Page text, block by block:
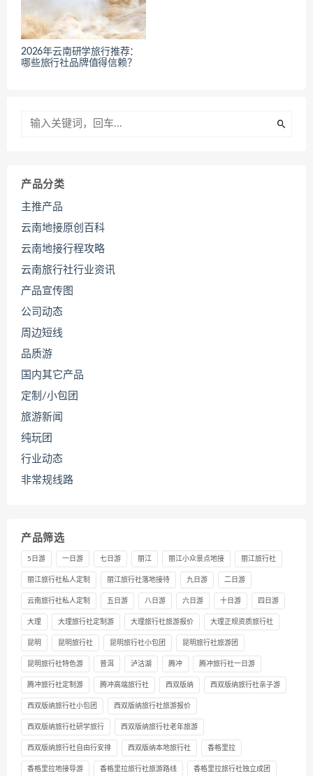
2026年云南研学旅行推荐：
哪些旅行社品牌值得信赖？
产品分类
主推产品
云南地接原创百科
云南地接行程攻略
云南旅行社行业资讯
产品宣传图
公司动态
周边短线
品质游
国内其它产品
定制/小包团
旅游新闻
纯玩团
行业动态
非常规线路
产品筛选
5日游 一日游 七日游 丽江 丽江小众景点地接 丽江旅行社
丽江旅行社私人定制 丽江旅行社落地接待 九日游 二日游
云南旅行社私人定制 五日游 八日游 六日游 十日游 四日游
大理 大理旅行社定制游 大理旅行社旅游报价 大理正规资质旅行社
昆明 昆明旅行社 昆明旅行社小包团 昆明旅行社旅游团
昆明旅行社特色游 普洱 泸沽湖 腾冲 腾冲旅行社一日游
腾冲旅行社定制游 腾冲高端旅行社 西双版纳 西双版纳旅行社亲子游
西双版纳旅行社小包团 西双版纳旅行社旅游报价
西双版纳旅行社研学旅行 西双版纳旅行社老年旅游
西双版纳旅行社自由行安排 西双版纳本地旅行社 香格里拉
香格里拉地接导游 香格里拉旅行社旅游路线 香格里拉旅行社独立成团